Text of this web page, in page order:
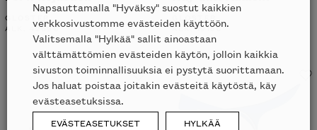
GLOSTER
ALK. 4269€
GLOSTER
ALK.1915€
Napsauttamalla "Hyväksy" suostut kaikkien
verkkosivustomme evästeiden käyttöön.
Valitsemalla "Hylkää" sallit ainoastaan
välttämättömien evästeiden käytön, jolloin kaikkia
sivuston toiminnallisuuksia ei pystytä suorittamaan.
Jos haluat poistaa joitakin evästeitä käytöstä, käy
evästeasetuksissa.
EVÄSTEASETUKSET HYLKÄÄ